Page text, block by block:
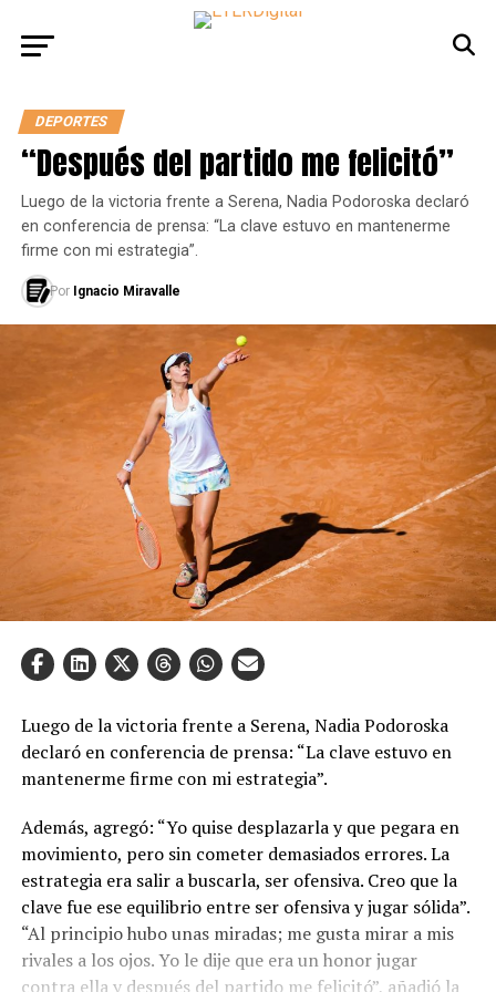
DEPORTES
“Después del partido me felicitó”
Luego de la victoria frente a Serena, Nadia Podoroska declaró
en conferencia de prensa: “La clave estuvo en mantenerme
firme con mi estrategia”.
Por Ignacio Miravalle
Luego de la victoria frente a Serena, Nadia Podoroska
declaró en conferencia de prensa: “La clave estuvo en
mantenerme firme con mi estrategia”.
Además, agregó: “Yo quise desplazarla y que pegara en
movimiento, pero sin cometer demasiados errores. La
estrategia era salir a buscarla, ser ofensiva. Creo que la
clave fue ese equilibrio entre ser ofensiva y jugar sólida”.
“Al principio hubo unas miradas; me gusta mirar a mis
rivales a los ojos. Yo le dije que era un honor jugar
contra ella y después del partido me felicitó”, añadió la